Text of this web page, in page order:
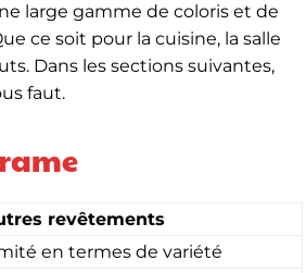
large gamme de coloris et de
ce soit pour la cuisine, la salle
Dans les sections suivantes,
faut.
revêtements
en termes de variété